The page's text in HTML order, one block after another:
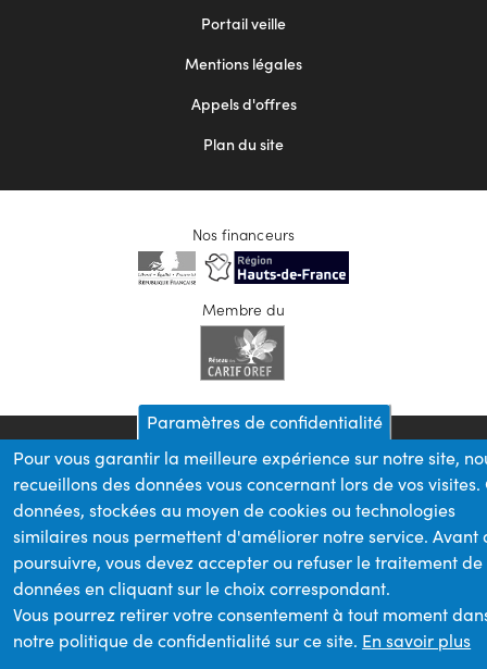
Portail veille
Mentions légales
Appels d'offres
Plan du site
Nos financeurs
Membre du
Paramètres de confidentialité
Pour vous garantir la meilleure expérience sur notre site,
recueillons des données vous concernant lors de vos visites.
données, stockées au moyen de cookies ou technologies
similaires nous permettent d'améliorer notre service. Avant
poursuivre, vous devez accepter ou refuser le traitement de
données en cliquant sur le choix correspondant.
Vous pourrez retirer votre consentement à tout moment
notre politique de confidentialité sur ce site. En savoir plus